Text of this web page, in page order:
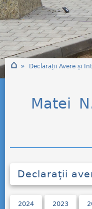
⌂ » Declarații Avere și
Matei
Declarații
2024 2023